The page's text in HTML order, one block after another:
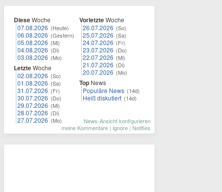
DieseWoche
07.08.2026 (Heute)
06.08.2026 (Gestern)
05.08.2026 (Mi)
04.08.2026 (Di)
03.08.2026 (Mo)
LetzteWoche
02.08.2026 (So)
01.08.2026 (Sa)
31.07.2026 (Fr)
30.07.2026 (Do)
29.07.2026 (Mi)
28.07.2026 (Di)
27.07.2026 (Mo)
VorletzteWoche
26.07.2026 (So)
25.07.2026 (Sa)
24.07.2026 (Fr)
23.07.2026 (Do)
22.07.2026 (Mi)
21.07.2026 (Di)
20.07.2026 (Mo)
Top News
Populäre News (14d)
Heiß diskutiert (14d)
News-Ansicht konfigurieren
meine Kommentare | Ignore | Notifies